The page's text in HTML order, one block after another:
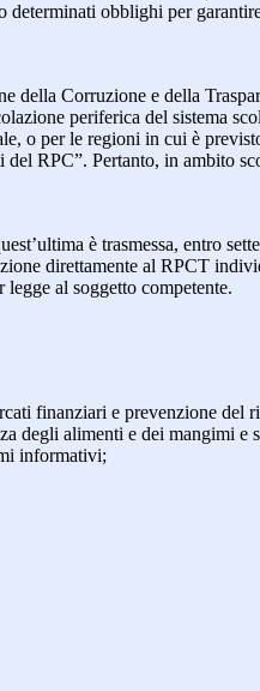
obblighi per
della Corruzione e della
periferica del sistema
o per le regioni in cui è
RPC”. Pertanto, in ambito
è trasmessa, entro
direttamente al RPCT
al soggetto competente.
finanziari e prevenzione del
degli alimenti e dei mangimi e
informativi;